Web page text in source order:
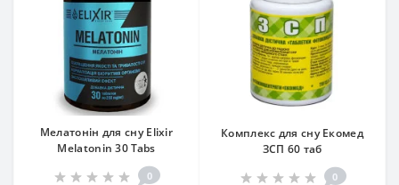
Мелатонін для сну Elixir
Melatonin 30 Tabs
0
Комплекс для сну Екомед
ЗСП 60 таб
0